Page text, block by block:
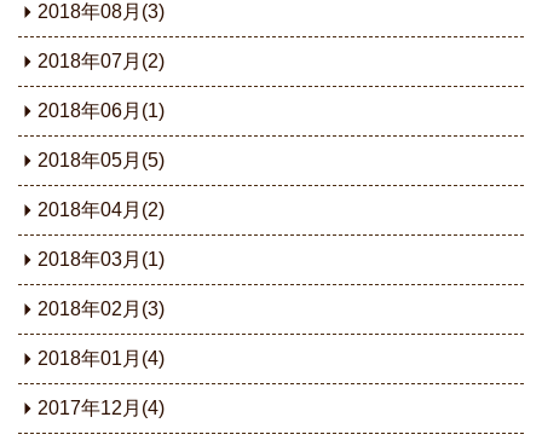
2018年08月(3)
2018年07月(2)
2018年06月(1)
2018年05月(5)
2018年04月(2)
2018年03月(1)
2018年02月(3)
2018年01月(4)
2017年12月(4)